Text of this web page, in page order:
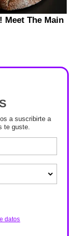
a suscribirte a
te guste.
datos